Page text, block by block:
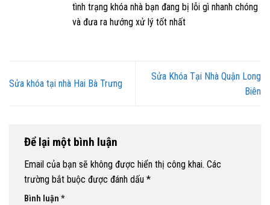
tình trạng khóa nhà bạn đang bị lỗi gì nhanh chóng
và đưa ra hướng xử lý tốt nhất
Sửa khóa tại nhà Hai Bà Trưng
Sửa Khóa Tại Nhà Quận Long
Biên
Để lại một bình luận
Email của bạn sẽ không được hiển thị công khai. Các
trường bắt buộc được đánh dấu *
Bình luận *